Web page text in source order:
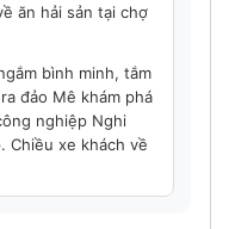
ăn hải sản tại chợ
bình minh, tắm
đảo Mê khám phá
nghiệp Nghi
Chiều xe khách về